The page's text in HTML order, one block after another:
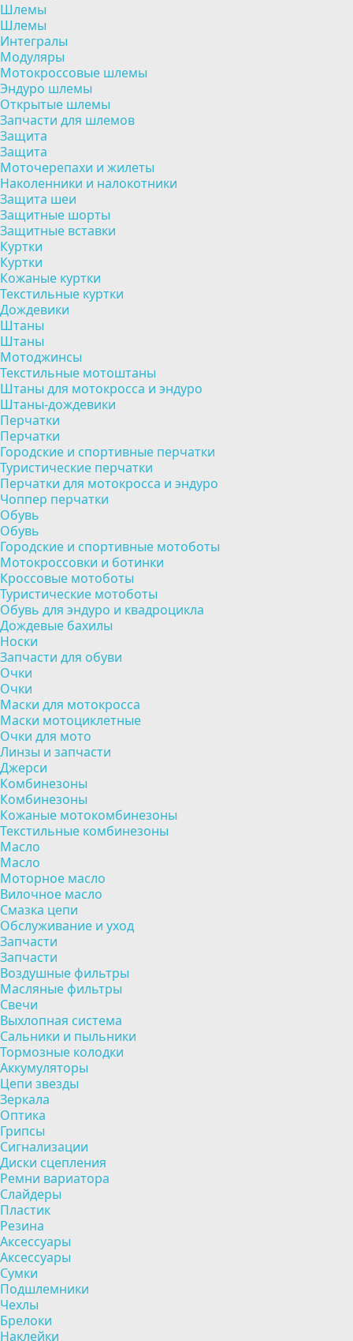
Шлемы
Шлемы
Интегралы
Модуляры
Мотокроссовые шлемы
Эндуро шлемы
Открытые шлемы
Запчасти для шлемов
Защита
Защита
Моточерепахи и жилеты
Наколенники и налокотники
Защита шеи
Защитные шорты
Защитные вставки
Куртки
Куртки
Кожаные куртки
Текстильные куртки
Дождевики
Штаны
Штаны
Мотоджинсы
Текстильные мотоштаны
Штаны для мотокросса и эндуро
Штаны-дождевики
Перчатки
Перчатки
Городские и спортивные перчатки
Туристические перчатки
Перчатки для мотокросса и эндуро
Чоппер перчатки
Обувь
Обувь
Городские и спортивные мотоботы
Мотокроссовки и ботинки
Кроссовые мотоботы
Туристические мотоботы
Обувь для эндуро и квадроцикла
Дождевые бахилы
Носки
Запчасти для обуви
Очки
Очки
Маски для мотокросса
Маски мотоциклетные
Очки для мото
Линзы и запчасти
Джерси
Комбинезоны
Комбинезоны
Кожаные мотокомбинезоны
Текстильные комбинезоны
Масло
Масло
Моторное масло
Вилочное масло
Смазка цепи
Обслуживание и уход
Запчасти
Запчасти
Воздушные фильтры
Масляные фильтры
Свечи
Выхлопная система
Сальники и пыльники
Тормозные колодки
Аккумуляторы
Цепи звезды
Зеркала
Оптика
Грипсы
Сигнализации
Диски сцепления
Ремни вариатора
Слайдеры
Пластик
Резина
Аксессуары
Аксессуары
Сумки
Подшлемники
Чехлы
Брелоки
Наклейки